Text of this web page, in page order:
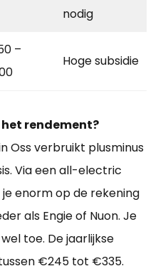
nodig
–
Hoge subsidie
rendement?
Oss verbruikt plusminus
Via een all-electric
enorm op de rekening
als Engie of Nuon. Je
toe. De jaarlijkse
€245 tot €335.